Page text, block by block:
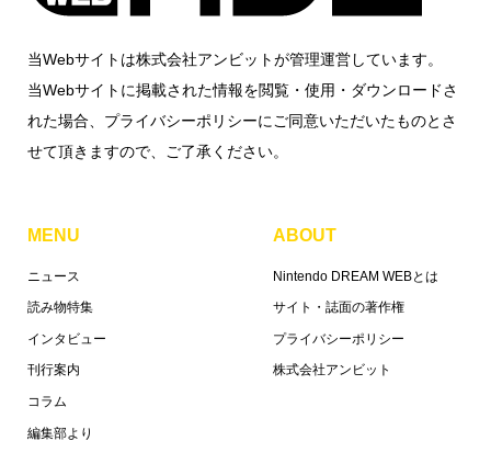
当Webサイトは株式会社アンビットが管理運営しています。
当Webサイトに掲載された情報を閲覧・使用・ダウンロードさ
れた場合、プライバシーポリシーにご同意いただいたものとさ
せて頂きますので、ご了承ください。
MENU
ニュース
読み物特集
インタビュー
刊行案内
コラム
編集部より
ABOUT
Nintendo DREAM WEBとは
サイト・誌面の著作権
プライバシーポリシー
株式会社アンビット